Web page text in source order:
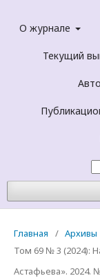
О журнале
Текущий
Главная / Архивы
Том 69 № 3 (2024):
Астафьева». 2024.